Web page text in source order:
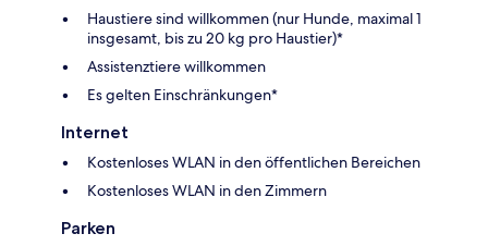
Haustiere sind willkommen (nur Hunde, maximal 1
insgesamt, bis zu 20 kg pro Haustier)*
Assistenztiere willkommen
Es gelten Einschränkungen*
Internet
Kostenloses WLAN in den öffentlichen Bereichen
Kostenloses WLAN in den Zimmern
Parken